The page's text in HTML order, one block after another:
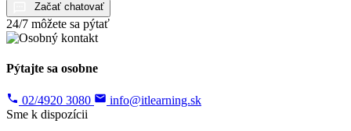
Začať chatovať
24/7 môžete sa pýtať
Pýtajte sa osobne
02/4920 3080
info@itlearning.sk
Sme k dispozícii